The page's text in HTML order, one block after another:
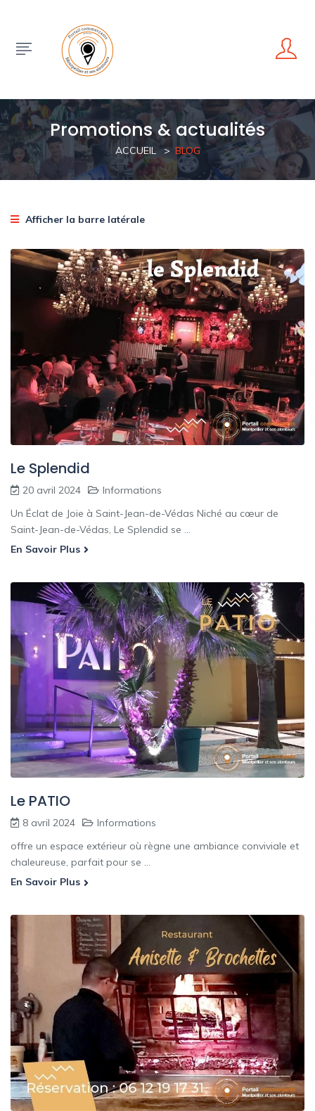
Promotions & actualités
ACCUEIL BLOG
Afficher la barre latérale
Le Splendid
20 avril 2024
Informations
Un Éclat de Joie à Saint-Jean-de-Védas Niché au cœur de
Saint-Jean-de-Védas, Le Splendid se ...
En Savoir Plus
Le PATIO
8 avril 2024
Informations
offre un espace extérieur où règne une ambiance conviviale et
chaleureuse, parfait pour se ...
En Savoir Plus